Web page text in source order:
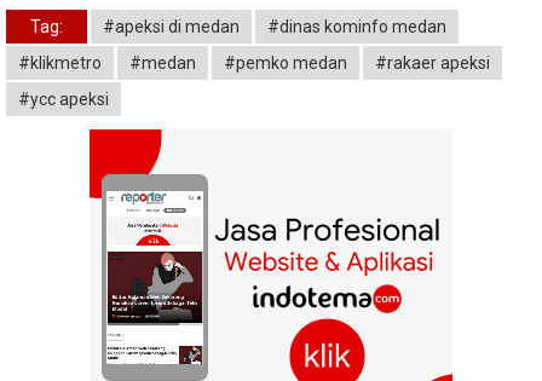
Tag: #apeksi di medan
#dinas kominfo medan
#klikmetro
#medan #pemko medan
#rakaer apeksi
#ycc apeksi